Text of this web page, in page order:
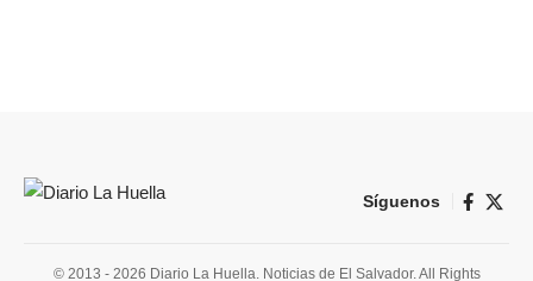
Síguenos
© 2013 - 2026 Diario La Huella. Noticias de El Salvador. All Rights